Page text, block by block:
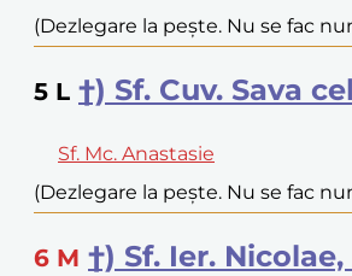
(Dezlegare la pește. Nu se fac
5 L †) Sf. Cuv. Sava
Sf. Mc. Anastasie
(Dezlegare la pește. Nu se fac
6 M †) Sf. Ier.